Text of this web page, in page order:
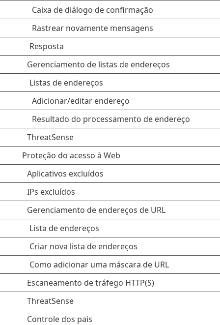
Caixa de diálogo de confirmação
Rastrear novamente mensagens
Resposta
Gerenciamento de listas de endereços
Listas de endereços
Adicionar/editar endereço
Resultado do processamento de endereço
ThreatSense
Proteção do acesso à Web
Aplicativos excluídos
IPs excluídos
Gerenciamento de endereços de URL
Lista de endereços
Criar nova lista de endereços
Como adicionar uma máscara de URL
Escaneamento de tráfego HTTP(S)
ThreatSense
Controle dos pais